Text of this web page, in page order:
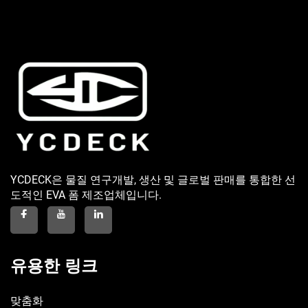
YCDECK은 물질 연구개발, 생산 및 글로벌 판매를 통합한 선
도적인 EVA 폼 제조업체입니다.
유용한 링크
맞춤화